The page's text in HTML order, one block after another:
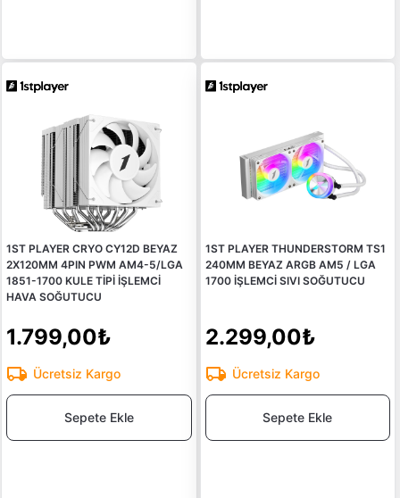
1ST PLAYER CRYO CY12D BEYAZ
2X120MM 4PIN PWM AM4-5/LGA
1851-1700 KULE TİPİ İŞLEMCİ
HAVA SOĞUTUCU
1.799,00₺
Ücretsiz Kargo
Sepete Ekle
1ST PLAYER THUNDERSTORM TS1
240MM BEYAZ ARGB AM5 / LGA
1700 İŞLEMCİ SIVI SOĞUTUCU
2.299,00₺
Ücretsiz Kargo
Sepete Ekle